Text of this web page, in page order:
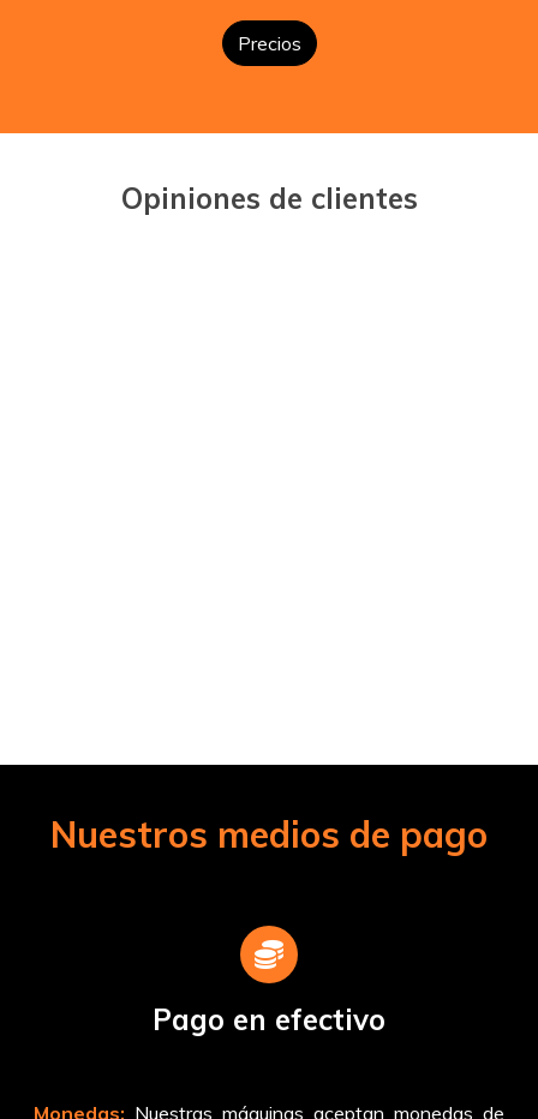
Precios
Opiniones de clientes
Nuestros medios de pago
Pago en efectivo
Monedas: Nuestras máquinas aceptan monedas de